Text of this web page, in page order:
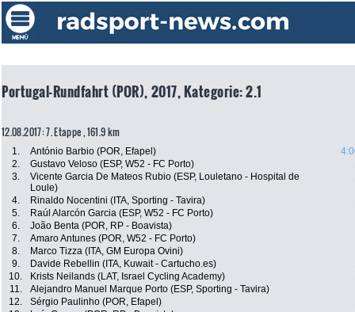
Portugal-Rundfahrt (POR), 2017, Kategorie: 2.1
12.08.2017: 7. Etappe , 161.9 km
1. António Barbio (POR, Efapel)
2.
Gustavo Veloso (ESP, W52 - FC Porto)
3.
Vicente Garcia De Mateos Rubio (ESP, Louletano - Hospital de
Loule)
4. Rinaldo Nocentini (ITA, Sporting - Tavira)
5.
Raúl Alarcón Garcia (ESP, W52 - FC Porto)
6.
João Benta (POR, RP - Boavista)
7.
Amaro Antunes (POR, W52 - FC Porto)
8.
Marco Tizza (ITA, GM Europa Ovini)
9.
Davide Rebellin (ITA, Kuwait - Cartucho.es)
10.
Krists Neilands (LAT, Israel Cycling Academy)
11.
Alejandro Manuel Marque Porto (ESP, Sporting - Tavira)
12.
Sérgio Paulinho (POR, Efapel)